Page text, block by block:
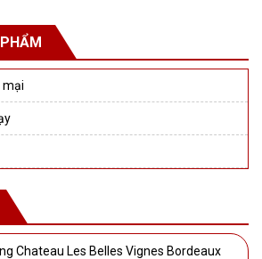
mại
Chateau Les Belles Vignes Bordeaux